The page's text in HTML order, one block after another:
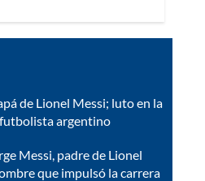
de Lionel Messi; luto en la
argentino
Messi, padre de Lionel
que impulsó la carrera